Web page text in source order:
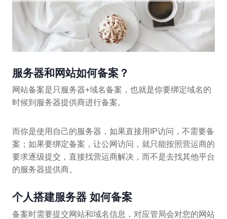
服务器和网站如何备案？
网站备案是只服务器+域名备案，也就是你要绑定域名的
时候到服务器提供商进行备案。
而你是使用自己的服务器，如果直接用IP访问，不需要备
案；如果要绑定备案，让公网访问，就只能按照营运商的
要求逐级提交，直接找营运商解决，而不是去找其他平台
的服务器提供商。
个人搭建服务器 如何备案
备案时需要提交网站和域名信息，对应管局会对您的网站